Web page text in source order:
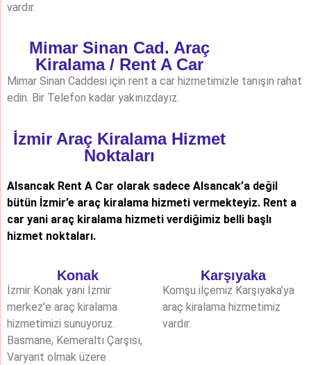
vardır.
Mimar Sinan Cad. Araç
Kiralama / Rent A Car
Mimar Sinan Caddesi için rent a car hizmetimizle tanışın rahat
edin. Bir Telefon kadar yakınızdayız.
İzmir Araç Kiralama Hizmet
Noktaları
Alsancak Rent A Car olarak sadece Alsancak’a değil
bütün İzmir’e araç kiralama hizmeti vermekteyiz. Rent a
car yani araç kiralama hizmeti verdiğimiz belli başlı
hizmet noktaları.
Konak
İzmir Konak yani İzmir
merkez’e araç kiralama
hizmetimizi sunuyoruz.
Basmane, Kemeraltı Çarşısı,
Varyant olmak üzere
Karşıyaka
Komşu ilçemiz Karşıyaka’ya
araç kiralama hizmetimiz
vardır.